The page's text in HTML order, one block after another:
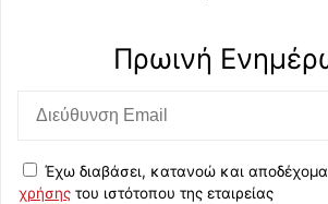
Πρωινή
Έχω διαβάσει, κατανοώ και
χρήσης του ιστότοπου της εταιρείας